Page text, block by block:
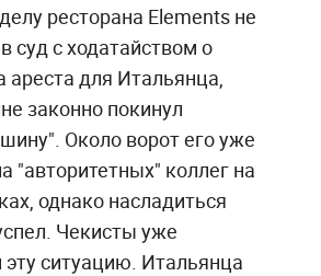
ресторана Elements не
суд с ходатайством о
ареста для Итальянца,
законно покинул
Около ворот его уже
"авторитетных" коллег на
однако насладиться
Чекисты уже
эту ситуацию. Итальянца